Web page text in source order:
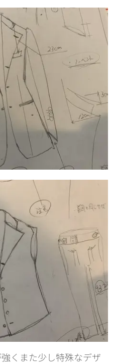
くまた少し特殊なデザ